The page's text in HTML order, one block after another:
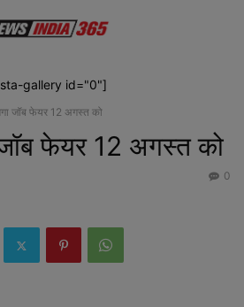
gallery id="0"]
जॉब फेयर 12 अगस्त को
फेयर 12 अगस्त को
0